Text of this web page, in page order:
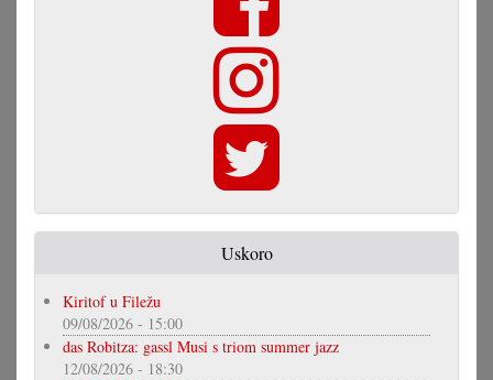
Uskoro
Kiritof u Filežu
09/08/2026 - 15:00
das Robitza: gassl Musi s triom summer jazz
12/08/2026 - 18:30